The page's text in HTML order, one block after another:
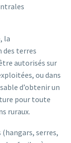
la
terres
autorisés sur
ou dans
d’obtenir un
pour toute
ruraux.
serres,